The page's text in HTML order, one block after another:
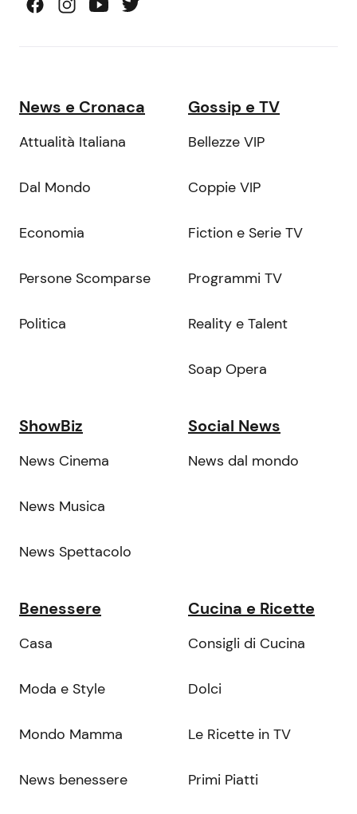
News e Cronaca
Attualità Italiana
Dal Mondo
Economia
Persone Scomparse
Politica
Gossip e TV
Bellezze VIP
Coppie VIP
Fiction e Serie TV
Programmi TV
Reality e Talent
Soap Opera
ShowBiz
News Cinema
News Musica
News Spettacolo
Social News
News dal mondo
Benessere
Casa
Moda e Style
Mondo Mamma
News benessere
Cucina e Ricette
Consigli di Cucina
Dolci
Le Ricette in TV
Primi Piatti